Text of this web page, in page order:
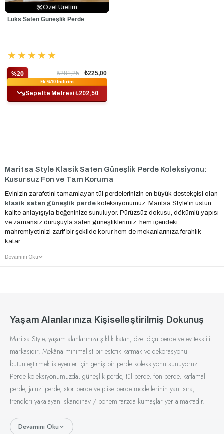
Özel Üretim
Özel Üretim
Özel Üretim
Lüks Saten Güneşlik Perde
★★★★★
₺225,00
₺281,25
%20
Ek %10 İndirim
Sepette Metresi ₺202,50
Maritsa Style Klasik Saten Güneşlik Perde Koleksiyonu:
Kusursuz Fon ve Tam Koruma
Evinizin zarafetini tamamlayan tül perdelerinizin en büyük destekçisi olan
klasik saten güneşlik perde koleksiyonumuz, Maritsa Style'ın üstün
kalite anlayışıyla beğeninize sunuluyor. Pürüzsüz dokusu, dökümlü yapısı
ve zamansız duruşuyla saten güneşliklerimiz, hem içerideki
mahremiyetinizi zarif bir şekilde korur hem de mekanlarınıza ferahlık
katar.
Devamını Oku
Yaşam Alanlarınıza Kişiselleştirilmiş Dokunuş
Maritsa Style, yaşam alanlarınıza şıklık katan, özel ölçü perde ve ev tekstili
markasıdır. Mekâna minimalist bir estetik katmak ve dekorasyonu
bütünleştirmek isteyenler için geniş bir perde koleksiyonu sunuyoruz.
Perde koleksiyonumuzda; güneşlik perde, tül perde, fon perde, katlamalı
perde, jaluzi perde, stor perde ve plise perde modellerinin yanı sıra,
trendleri yakalayan iskandinav / bohem tarzda kumaşlar yer almaktadır.
Devamını Oku